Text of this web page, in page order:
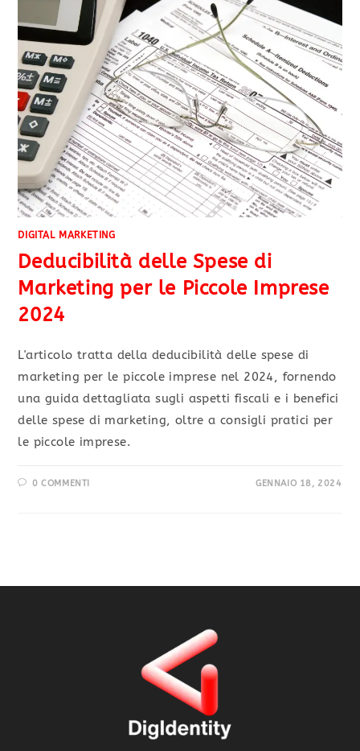
DIGITAL MARKETING
Deducibilità delle Spese di
Marketing per le Piccole Imprese
2024
L'articolo tratta della deducibilità delle spese di
marketing per le piccole imprese nel 2024, fornendo
una guida dettagliata sugli aspetti fiscali e i benefici
delle spese di marketing, oltre a consigli pratici per
le piccole imprese.
0 COMMENTI GENNAIO 18, 2024